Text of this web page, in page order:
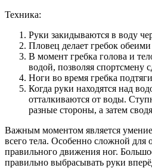
Техника:
Руки закидываются в воду
Пловец делает гребок
В момент гребка голова и
водой, позволяя спортсмену
Ноги во время гребка
Когда руки находятся над
отталкиваются от воды.
разные стороны, а затем
Важным моментом является
всего тела. Особенно сложной для
правильного движения ног.
правильно выбрасывать руки